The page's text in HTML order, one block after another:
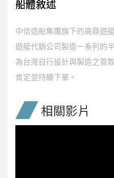
船體敘述
中信造船集團旗下的高鼎遊
遊艇代銷公司製造一系列的
為台灣自行設計與製造之首
肯定並持續下單。
相關影片